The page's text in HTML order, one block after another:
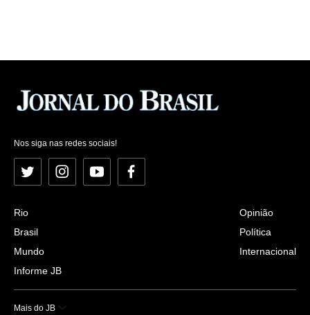
Nos siga nas redes sociais!
Twitter InstagramYouTubeFacebook
Rio
Brasil
Mundo
Informe JB
Opinião
Política
Internacional
Mais do JB